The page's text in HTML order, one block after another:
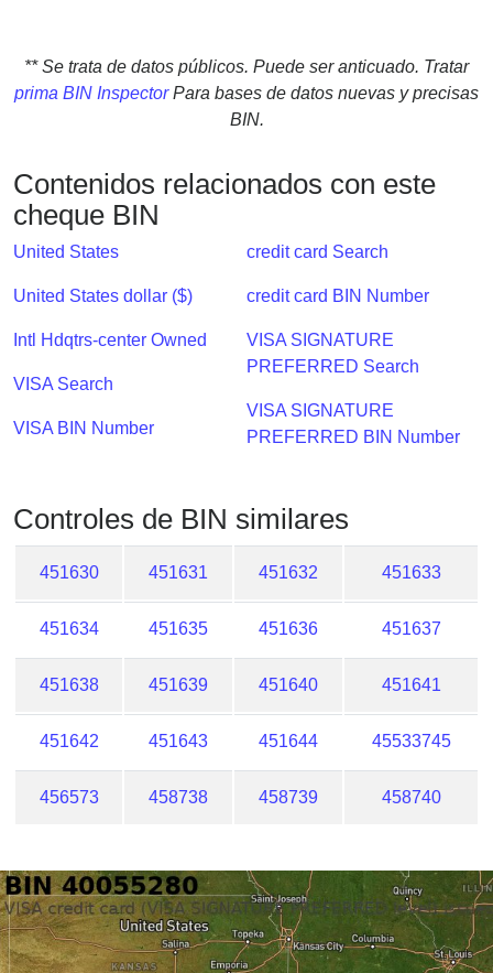
IP
Lookup
Checker
/
Validator
** Se trata de datos públicos. Puede ser anticuado. Tratar
prima BIN InspectorPara bases de datos nuevas y precisas
BIN.
Contenidos relacionados con este
cheque BIN
United States
United States dollar ($)
Intl Hdqtrs-center Owned
VISA Search
VISA BIN Number
credit card Search
credit card BIN Number
VISA SIGNATURE
PREFERRED Search
VISA SIGNATURE
PREFERRED BIN Number
Controles de BIN similares
451630 451631 451632 451633
451634 451635 451636 451637
451638 451639 451640 451641
451642 451643 451644 45533745
456573 458738 458739 458740